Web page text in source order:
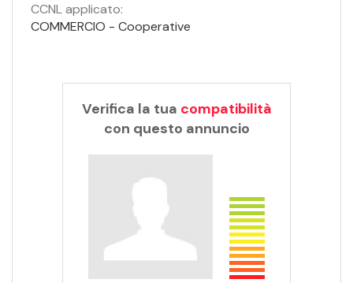
CCNL applicato:
COMMERCIO - Cooperative
Verifica la tua compatibilità
con questo annuncio